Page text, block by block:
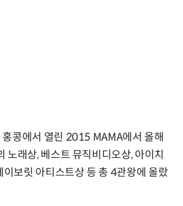
콩에서 열린 2015 MAMA에서 올해
노래상, 베스트 뮤직비디오상, 아이치
이보릿 아티스트상 등 총 4관왕에 올랐